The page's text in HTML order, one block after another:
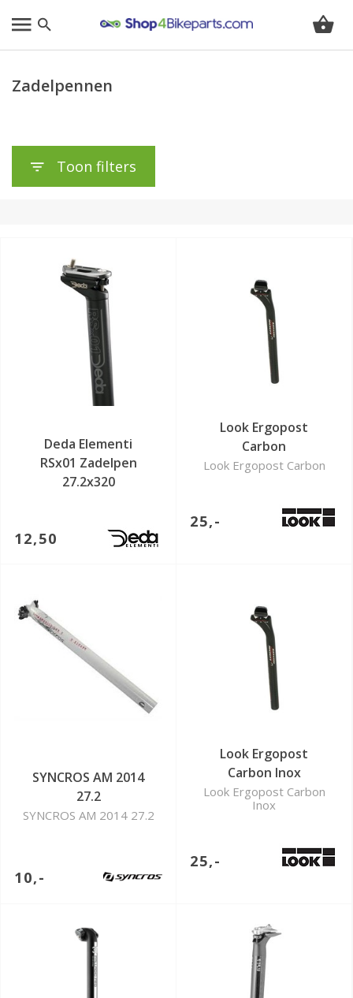
Zadelpennen
Toon filters
Deda Elementi
RSx01 Zadelpen
27.2x320
12,50
Look Ergopost
Carbon
Look Ergopost Carbon
25,-
SYNCROS AM 2014
27.2
SYNCROS AM 2014 27.2
10,-
Look Ergopost
Carbon Inox
Look Ergopost Carbon
Inox
25,-